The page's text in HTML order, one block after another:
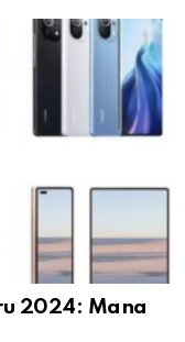
2024: Mana